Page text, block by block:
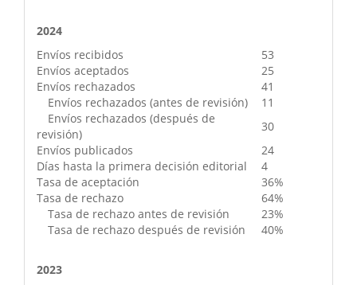
2024
Envíos recibidos
53
Envíos aceptados
25
Envíos rechazados
41
Envíos rechazados (antes de revisión)
11
Envíos rechazados (después de
revisión)
30
Envíos publicados
24
Días hasta la primera decisión editorial
4
Tasa de aceptación
36%
Tasa de rechazo
64%
Tasa de rechazo antes de revisión
23%
Tasa de rechazo después de revisión
40%
2023